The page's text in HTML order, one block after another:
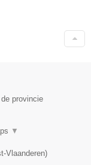
provincie
▼
Vlaanderen)